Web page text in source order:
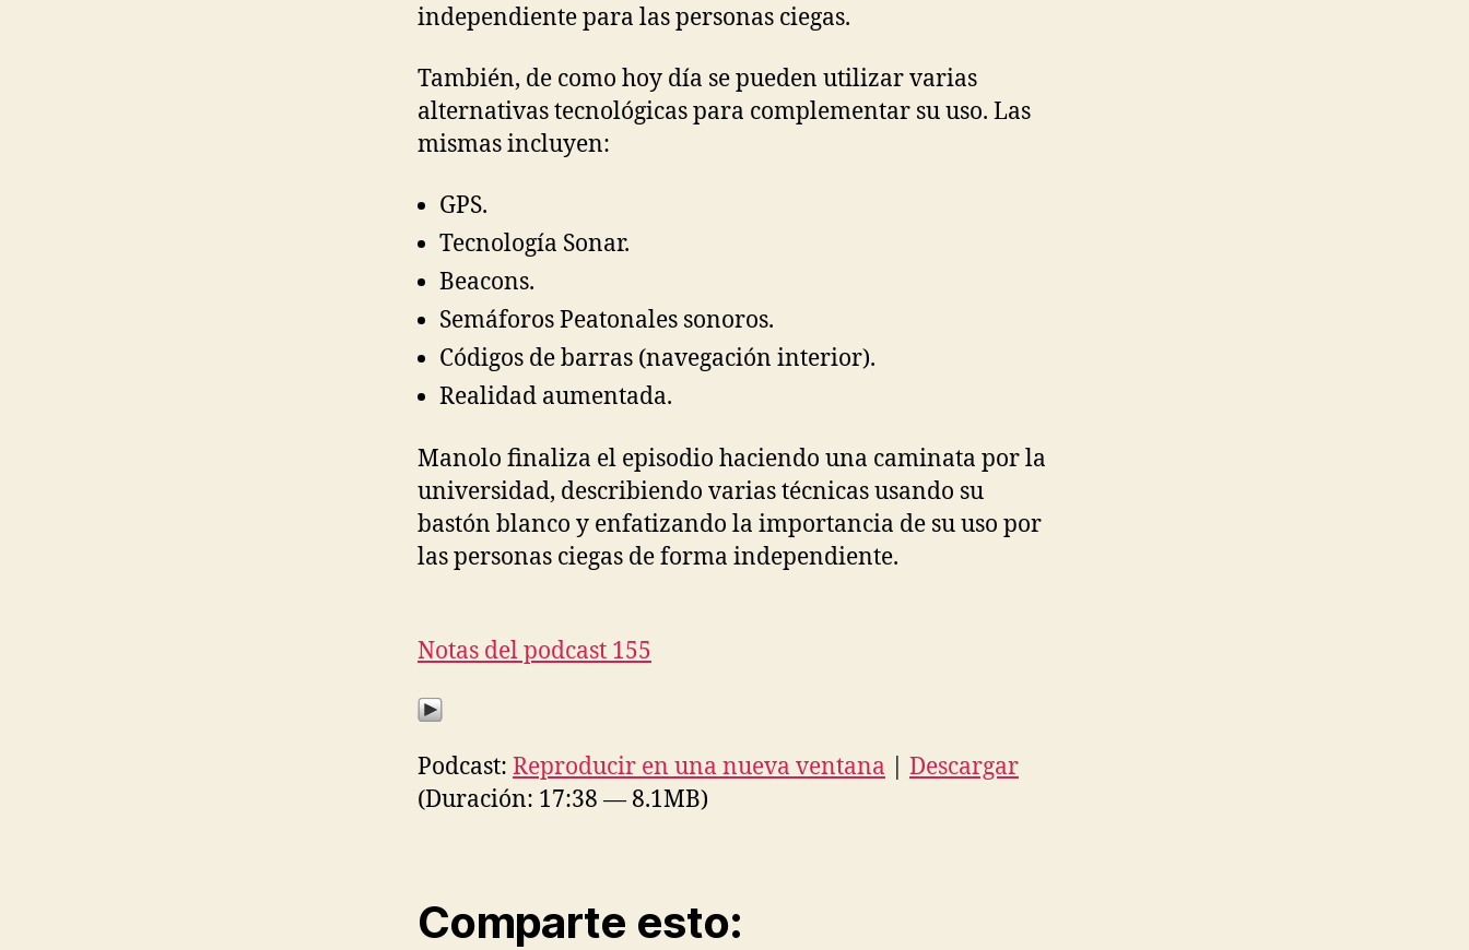
independiente para las personas ciegas.
También, de como hoy día se pueden utilizar varias
alternativas tecnológicas para complementar su uso. Las
mismas incluyen:
GPS.
Tecnología Sonar.
Beacons.
Semáforos Peatonales sonoros.
Códigos de barras (navegación interior).
Realidad aumentada.
Manolo finaliza el episodio haciendo una caminata por la
universidad, describiendo varias técnicas usando su
bastón blanco y enfatizando la importancia de su uso por
las personas ciegas de forma independiente.
Notas del podcast 155
Podcast: Reproducir en una nueva ventana
Descargar
(Duración: 17:38 — 8.1MB)
Comparte esto: